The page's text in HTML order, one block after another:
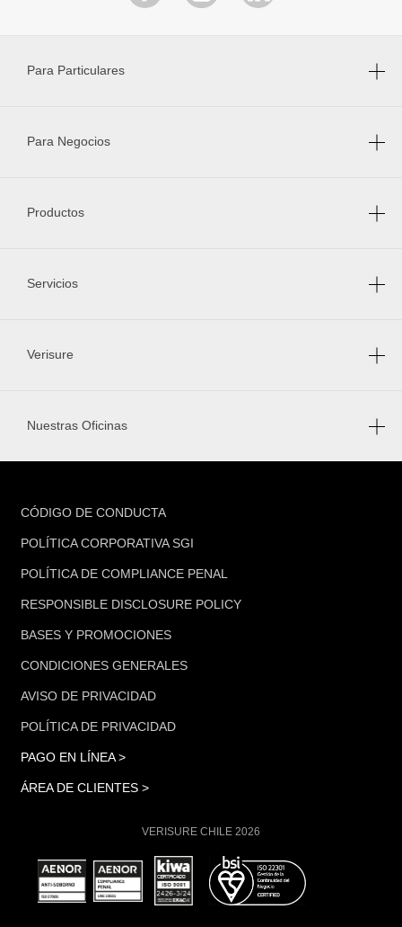
Para Particulares
Para Negocios
Productos
Servicios
Verisure
Nuestras Oficinas
FOOTER
CÓDIGO DE CONDUCTA
POLÍTICA CORPORATIVA SGI
POLÍTICA DE COMPLIANCE PENAL
RESPONSIBLE DISCLOSURE POLICY
BASES Y PROMOCIONES
CONDICIONES GENERALES
AVISO DE PRIVACIDAD
POLÍTICA DE PRIVACIDAD
PAGO EN LÍNEA >
ÁREA DE CLIENTES >
VERISURE CHILE 2026